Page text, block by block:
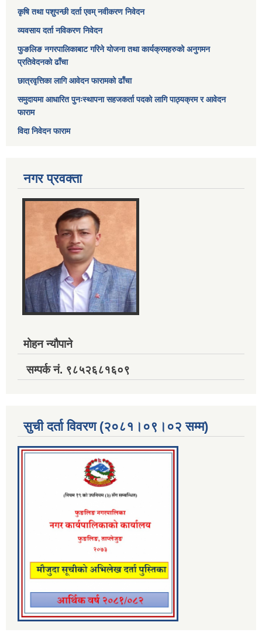
कृषि तथा पशुपन्छी दर्ता एवम् नवीकरण निवेदन
व्यवसाय दर्ता नविकरण निवेदन
फुङलिङ नगरपालिकाबाट गरिने योजना तथा कार्यक्रमहरुको अनुगमन
प्रतिवेदनको ढाँचा
छात्रवृत्तिका लागि आवेदन फारामको ढाँचा
समुदायमा आधारित पुनःस्थापना सहजकर्ता पदको लागि पाठ्यक्रम र आवेदन
फाराम
विदा निवेदन फाराम
नगर प्रवक्ता
मोहन न्यौपाने
सम्पर्क नं. ९८५२६८१६०९
सुची दर्ता विवरण (२०८१।०९।०२ सम्म)